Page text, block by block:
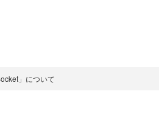
」について